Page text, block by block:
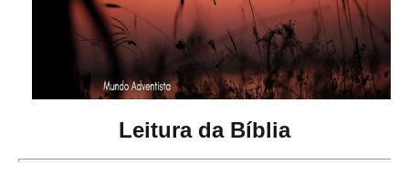
Leitura da Bíblia